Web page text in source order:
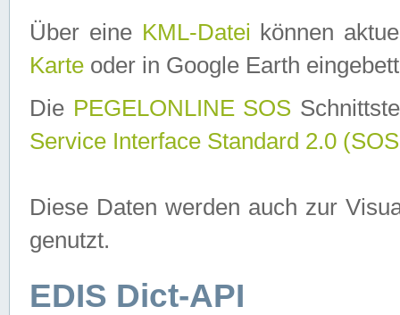
Über eine KML-Datei können
Karte oder in Google Earth
Die PEGELONLINE SOS
Service Interface Standard 2.0
Diese Daten werden auch zur
genutzt.
EDIS Dict-API